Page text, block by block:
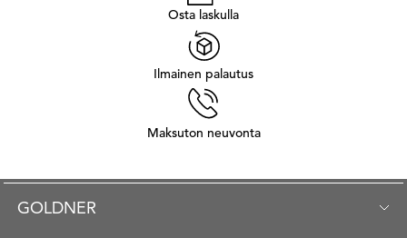
Osta laskulla
Ilmainen palautus
Maksuton neuvonta
GOLDNER